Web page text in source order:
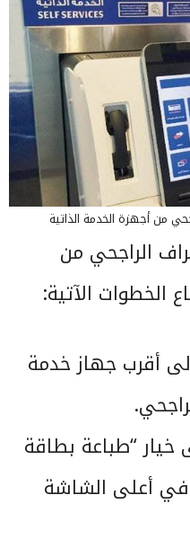
من أجهزة الخدمة الذاتية
الراجحي من
الخطوات الآتية:
أقرب جهاز خدمة
“طباعة بطاقة
في أعلى الشاشة